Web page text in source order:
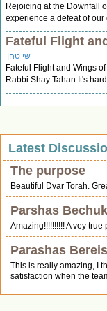
Rejoicing at the Downfall
experience a defeat of
Fateful Flight
שי טחן
Fateful Flight and Wings
Rabbi Shay Tahan It's
Latest
The purpose
Beautiful Dvar Torah.
Parshas
Amazing!!!!!!!!!! A vey
Parashas
This is really amazing, I
satisfaction when the